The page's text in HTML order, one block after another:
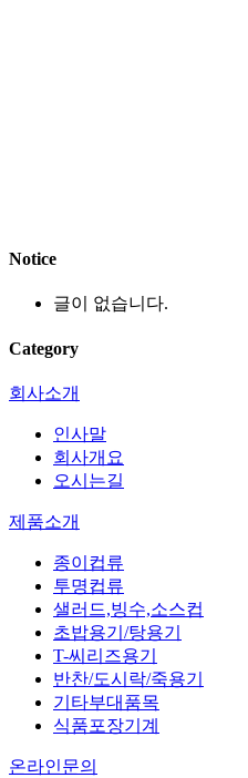
Notice
글이 없습니다.
Category
회사소개
인사말
회사개요
오시는길
제품소개
종이컵류
투명컵류
샐러드,빙수,소스컵
초밥용기/탕용기
T-씨리즈용기
반찬/도시락/죽용기
기타부대품목
식품포장기계
온라인문의